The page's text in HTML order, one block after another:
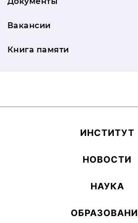
Вакансии
Книга памяти
ИН­СТИ­ТУТ
НОВОСТИ
НАУКА